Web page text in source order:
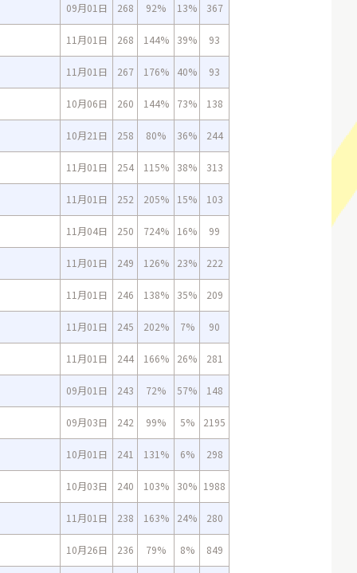
09月01日 268 92% 13% 367
11月01日 268 144% 39% 93
11月01日 267 176% 40% 93
10月06日 260 144% 73% 138
10月21日 258 80% 36% 244
11月01日 254 115% 38% 313
11月01日 252 205% 15% 103
11月04日 250 724% 16% 99
11月01日 249 126% 23% 222
11月01日 246 138% 35% 209
11月01日 245 202% 7% 90
11月01日 244 166% 26% 281
09月01日 243 72% 57% 148
09月03日 242 99% 5% 2195
10月01日 241 131% 6% 298
10月03日 240 103% 30% 1988
11月01日 238 163% 24% 280
10月26日 236 79% 8% 849